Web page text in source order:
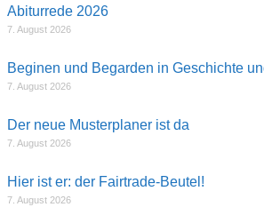
Abiturrede 2026
7. August 2026
Beginen und Begarden in Geschichte
7. August 2026
Der neue Musterplaner ist da
7. August 2026
Hier ist er: der Fairtrade-Beutel!
7. August 2026